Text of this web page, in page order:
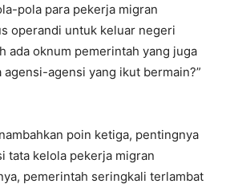
pola para pekerja migran
operandi untuk keluar negeri
ada oknum pemerintah yang juga
agensi-agensi yang ikut bermain?”
poin ketiga, pentingnya
tata kelola pekerja migran
pemerintah seringkali terlambat